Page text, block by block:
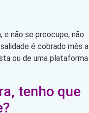
não se preocupe, não
é cobrado mês a
ou de uma plataforma
tenho que